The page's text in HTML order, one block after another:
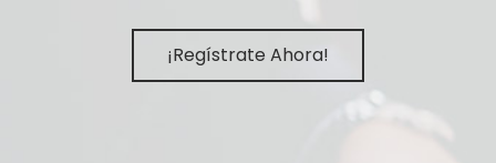
¡Regístrate Ahora!